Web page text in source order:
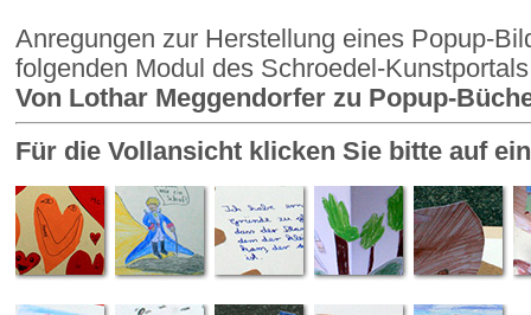
Anregungen zur Herstellung eines Popup-
folgenden Modul des Schroedel-
Von Lothar Meggendorfer zu Popup-
Für die Vollansicht klicken Sie bitte auf